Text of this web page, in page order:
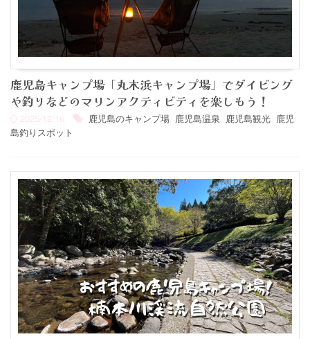
鹿児島キャンプ場「丸木浜キャンプ場」でダイビング
や釣りなどのマリンアクティビティを楽しもう！
2025/12/16 鹿児島のキャンプ場, 鹿児島温泉, 鹿児島観光, 鹿児
島釣りスポット